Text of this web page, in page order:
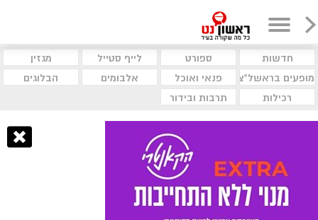
חדשות ספורט לייף סטייל
מגזין
מופעים בראשל"צ
פנאי ואוכל אלבומים
הבלוגים
רכילות
תרבות ובידור